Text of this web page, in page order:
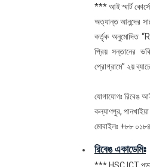
*** আই স্মার্ট
অত্যান্ত আনন্দের
কর্তৃক অনুমোদিত
প্রিয় সন্তানের
প্রোগ্রামে” ২য়
যোগাযোগঃ রিবেঙ
কল্যাণপুর,
মোবাইলঃ +৮৮
রিবেঙ একাডেমিঃ